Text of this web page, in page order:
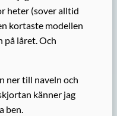
heter (sover alltid
kortaste modellen
på låret. Och
ner till naveln och
känner jag
ben.